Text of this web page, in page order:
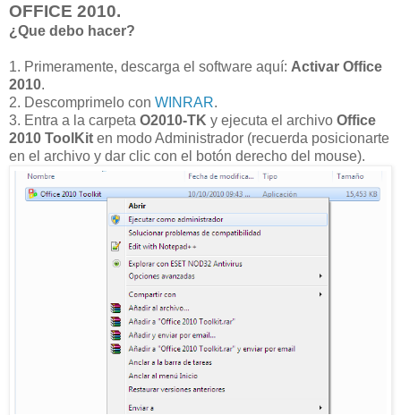
OFFICE 2010.
¿Que debo hacer?
1. Primeramente, descarga el software aquí: Activar Office
2010.
2. Descomprimelo con WINRAR.
3. Entra a la carpeta O2010-TK y ejecuta el archivo Office
2010 ToolKit en modo Administrador (recuerda posicionarte
en el archivo y dar clic con el botón derecho del mouse).